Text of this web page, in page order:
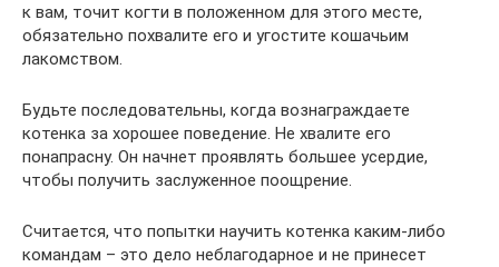
к вам, точит когти в положенном для этого месте,
обязательно похвалите его и угостите кошачьим
лакомством.
Будьте последовательны, когда вознаграждаете
котенка за хорошее поведение. Не хвалите его
понапрасну. Он начнет проявлять большее усердие,
чтобы получить заслуженное поощрение.
Считается, что попытки научить котенка каким-либо
командам – это дело неблагодарное и не принесет